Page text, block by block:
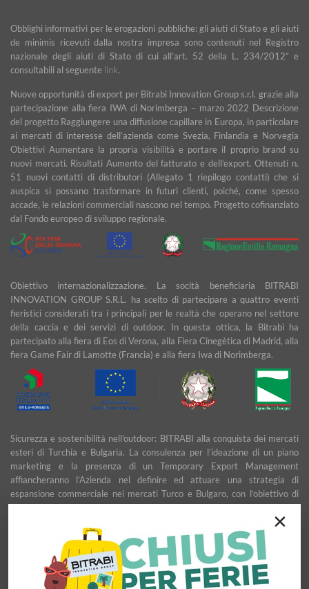
×
Obblighi informativi per le erogazioni pubbliche: gli aiuti di Stato e gli aiuti
de minimis ricevuti dalla nostra impresa sono contenuti nel Registro
nazionale degli aiuti di Stato di cui all’art. 52 della L. 234/2012” e
consultabili al seguente link.
Nuove opportunità di export per Bitrabi Innovation Group s.r.l. grazie alla
partecipazione alla fiera IWA di Norimberga – marzo 2022 Descrizione
del progetto Raggiungere una diffusione capillare in Europa, in particolare
ai mercati di interesse dell’azienda come Svezia, Finlandia e Norvegia
Obiettivi Aumentare la propria visibilità e portare il proprio brand su
nuovi mercati. Risultati Aumento del fatturato e dell’export. Ottenuti n.
51 nuovi contatti di distributori (Allegato 1 riepilogo contatti) che si
auspica si possano trasformare in futuri clienti, poiché, come spesso
accade, le relazioni commerciali nascono nel tempo. Progetto cofinanziato
dal Fondo europeo di sviluppo regionale.
Obiettivo internazionalizzazione. La socità beneficiaria BITRABI
INNOVATION GROUP S.R.L. ha scelto di partecipare a quattro eventi
fieristici considerati tra i principali per le realtà che operano nel settore
della caccia e dei servizi di outdoor. In questa ottica, la Bitrabì ha
partecipato alla fiera di Eos di Verona, alla Fiera Cinegètica di Madrid, alla
fiera Game Fair di Lamotte (Francia) e alla fiera Iwa di Norimberga.
Sicurezza e sostenibilità nell'outdoor: BITRABI alla conquista dei mercati
esteri di Turchia e Bulgaria. La consulenza per l’ideazione di un piano
marketing e la presenza di un Temporary Export Management
affiancheranno l’Azienda nel definire ed attuare una strategia di
espansione commerciale nei mercati Turco e Bulgaro, con l’obiettivo di
garantire uno sviluppo stabile e duraturo.